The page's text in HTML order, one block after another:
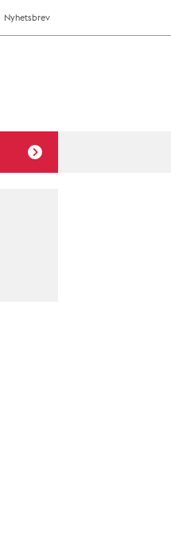
Nyhetsbrev